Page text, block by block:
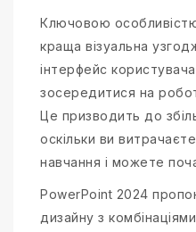
Ключовою
краща візуальна
інтерфейс
зосередитися на
Це призводить до
оскільки ви
навчання і можете
PowerPoint 2024
дизайну з